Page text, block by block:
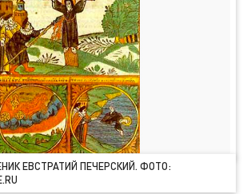
ЕВСТРАТИЙ ПЕЧЕРСКИЙ. ФОТО: